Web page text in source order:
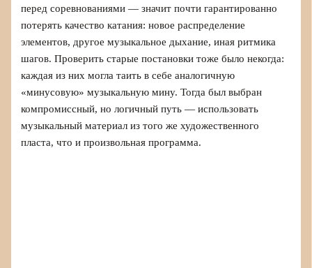
перед соревнованиями — значит почти гарантированно
потерять качество катания: новое распределение
элементов, другое музыкальное дыхание, иная ритмика
шагов. Проверить старые постановки тоже было некогда:
каждая из них могла таить в себе аналогичную
«минусовую» музыкальную мину. Тогда был выбран
компромиссный, но логичный путь — использовать
музыкальный материал из того же художественного
пласта, что и произвольная программа.